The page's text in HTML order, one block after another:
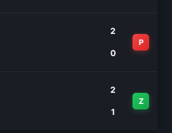
2
0
P
2
1
Z